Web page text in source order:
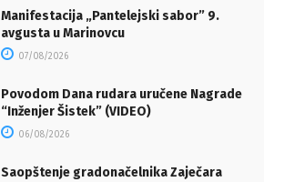
Manifestacija „Pantelejski sabor” 9.
avgusta u Marinovcu
07/08/2026
Povodom Dana rudara uručene Nagrade
“Inženjer Šistek” (VIDEO)
06/08/2026
Saopštenje gradonačelnika Zaječara